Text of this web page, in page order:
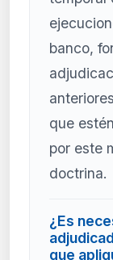
banco,
que
por este
doctrina.
¿Es
que